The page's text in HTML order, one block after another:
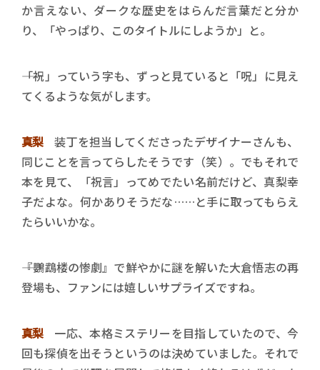
か言えない、ダークな歴史をはらんだ言葉だと分か
り、「やっぱり、このタイトルにしようか」と。
――「祝」っていう字も、ずっと見ていると「呪」に見え
てくるような気がします。
真梨装丁を担当してくださったデザイナーさんも、
同じことを言ってらしたそうです（笑）。でもそれで
本を見て、「祝言」ってめでたい名前だけど、真梨幸
子だよな。何かありそうだな……と手に取ってもらえ
たらいいかな。
――『鸚鵡楼の惨劇』で鮮やかに謎を解いた大倉悟志の再
登場も、ファンには嬉しいサプライズですね。
真梨一応、本格ミステリーを目指していたので、今
回も探偵を出そうというのは決めていました。それで